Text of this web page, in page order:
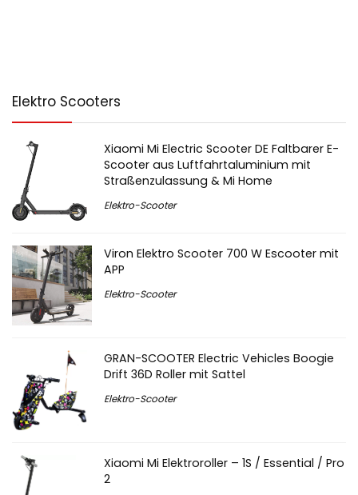
Elektro Scooters
Xiaomi Mi Electric Scooter DE Faltbarer E-
Scooter aus Luftfahrtaluminium mit
Straßenzulassung & Mi Home
Elektro-Scooter
Viron Elektro Scooter 700 W Escooter mit
APP
Elektro-Scooter
GRAN-SCOOTER Electric Vehicles Boogie
Drift 36D Roller mit Sattel
Elektro-Scooter
Xiaomi Mi Elektroroller – 1S / Essential / Pro
2